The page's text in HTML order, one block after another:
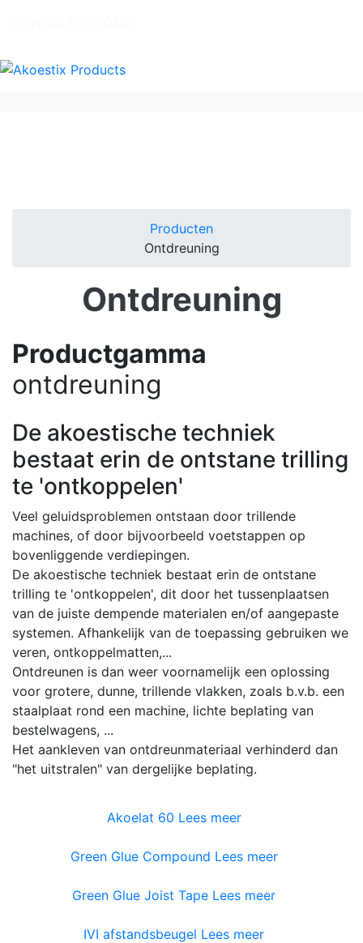
Ontdreuning
Producten
Ontdreuning
Productgamma
ontdreuning
De akoestische techniek
bestaat erin de ontstane trilling
te 'ontkoppelen'
Veel geluidsproblemen ontstaan door trillende
machines, of door bijvoorbeeld voetstappen op
bovenliggende verdiepingen.
De akoestische techniek bestaat erin de ontstane
trilling te 'ontkoppelen', dit door het tussenplaatsen
van de juiste dempende materialen en/of aangepaste
systemen. Afhankelijk van de toepassing gebruiken we
veren, ontkoppelmatten,...
Ontdreunen is dan weer voornamelijk een oplossing
voor grotere, dunne, trillende vlakken, zoals b.v.b. een
staalplaat rond een machine, lichte beplating van
bestelwagens, ...
Het aankleven van ontdreunmateriaal verhinderd dan
"het uitstralen" van dergelijke beplating.
Akoelat 60 Lees meer
Green Glue Compound Lees meer
Green Glue Joist Tape Lees meer
IVI afstandsbeugel Lees meer